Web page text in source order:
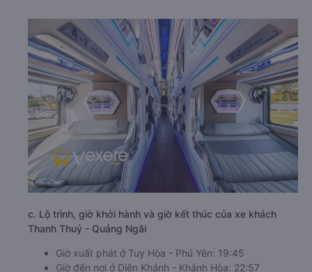
c. Lộ trình, giờ khởi hành và giờ kết thúc của xe khách
Thanh Thuỷ - Quảng Ngãi
Giờ xuất phát ở Tuy Hòa - Phú Yên: 19:45
Giờ đến nơi ở Diên Khánh - Khánh Hòa: 22:57